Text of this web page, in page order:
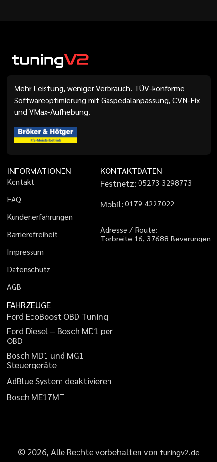
Mehr Leistung, weniger Verbrauch. TÜV-konforme
Softwareoptimierung mit Gaspedalanpassung, CVN-Fix
und VMax-Aufhebung.
INFORMATIONEN
Kontakt
FAQ
Kundenerfahrungen
Barrierefreiheit
Impressum
Datenschutz
AGB
KONTAKTDATEN
Festnetz: 05273 3298773
Mobil: 01 79 4227022
Adresse / Route:
Torbreite 16, 37688 Beverungen
FAHRZEUGE
Ford EcoBoost OBD Tuning
Ford Diesel – Bosch MD1 per
OBD
Bosch MD1 und MG1
Steuergeräte
AdBlueSystem deaktivieren
Bosch ME17MT
© 2026, Alle Rechte vorbehalten von tuningv2.de